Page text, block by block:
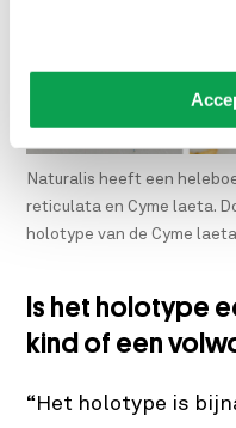
Naturalis heeft een
reticulata en Cyme laeta.
holotype van de Cyme
Is het holotype
kind of een
“Het holotype is